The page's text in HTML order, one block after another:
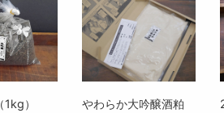
）
やわらか大吟醸酒粕